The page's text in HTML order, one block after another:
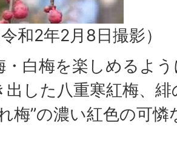
和2年2月8日撮影）
・白梅を楽しめるよ
出した八重寒紅梅、
梅”の濃い紅色の可